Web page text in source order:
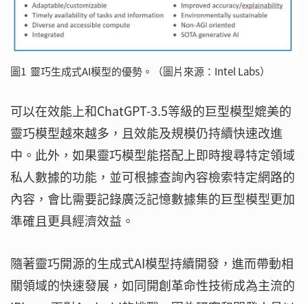
圖1 靈巧生成式AI模型的優勢。（圖片來源：Intel Labs）
可以在效能上和ChatGPT-3.5等級的巨型模型媲美的
靈巧模型越來越多，且效能及規模仍持續快速改進
中。此外，如果靈巧模型能搭配上即時搜尋特定領域
私人數據的功能，並可根據查詢內容檢索特定網路的
內容，會比需要記錄廣泛記憶數據集的巨型模型更加
準確且更具經濟效益。
隨著靈巧開源的生成式AI模型持續開發，進而帶動相
關領域的快速發展，如同開創革命性技術成為主流的